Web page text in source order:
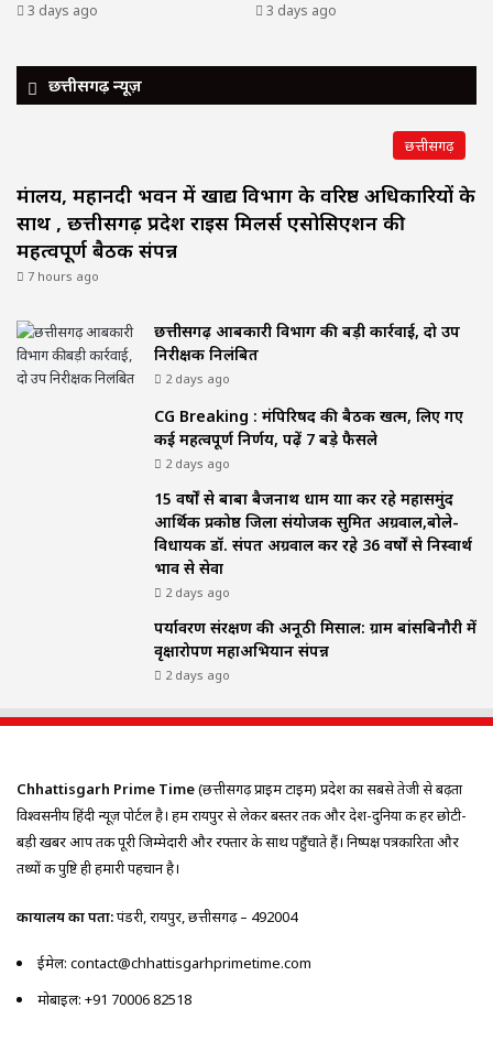
3 days ago 3 days ago
छत्तीसगढ़ न्यूज़
छत्तीसगढ़
मंत्रालय, महानदी भवन में खाद्य विभाग के वरिष्ठ अधिकारियों के
साथ , छत्तीसगढ़ प्रदेश राइस मिलर्स एसोसिएशन की
महत्वपूर्ण बैठक संपन्न
7 hours ago
छत्तीसगढ़ आबकारी विभाग की बड़ी कार्रवाई, दो उप
निरीक्षक निलंबित
2 days ago
CG Breaking : मंत्रिपरिषद की बैठक खत्म, लिए गए
कई महत्वपूर्ण निर्णय, पढ़ें 7 बड़े फैसले
2 days ago
15 वर्षों से बाबा बैजनाथ धाम यात्रा कर रहे महासमुंद
आर्थिक प्रकोष्ठ जिला संयोजक सुमित अग्रवाल,बोले-
विधायक डॉ. संपत अग्रवाल कर रहे 36 वर्षों से निस्वार्थ
भाव से सेवा
2 days ago
पर्यावरण संरक्षण की अनूठी मिसाल: ग्राम बांसबिनौरी में
वृक्षारोपण महाअभियान संपन्न
2 days ago
Chhattisgarh Prime Time(छत्तीसगढ़ प्राइम टाइम) प्रदेश का सबसे तेजी से बढ़ता
विश्वसनीय हिंदी न्यूज़ पोर्टल है। हम रायपुर से लेकर बस्तर तक और देश-दुनिया की हर छोटी-
बड़ी खबर आप तक पूरी जिम्मेदारी और रफ्तार के साथ पहुँचाते हैं। निष्पक्ष पत्रकारिता और
तथ्यों की पुष्टि ही हमारी पहचान है।
कार्यालय का पता:पंडरी, रायपुर, छत्तीसगढ़ – 492004
ईमेल: contact@chhattisgarhprimetime.com
मोबाइल: +91 70006 82518